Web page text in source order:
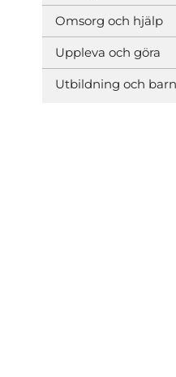
Omsorg och hjälp
Uppleva och göra
Utbildning och